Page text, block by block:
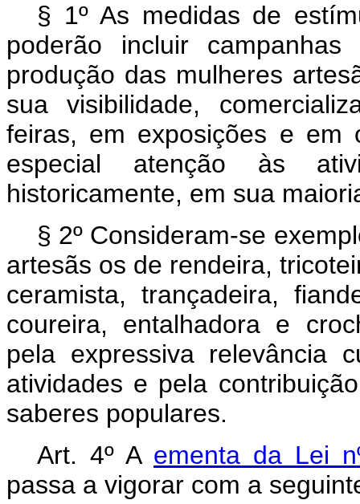
§ 1º As medidas de
poderão incluir
produção das mulheres
sua visibilidade,
feiras, em exposições e em
especial atenção às
historicamente, em sua
§ 2º Consideram-se
artesãs os de rendeira,
ceramista, trançadeira,
coureira, entalhadora e
pela expressiva relevância
atividades e pela
saberes populares.
Art. 4º A ementa da Lei
passa a vigorar com a